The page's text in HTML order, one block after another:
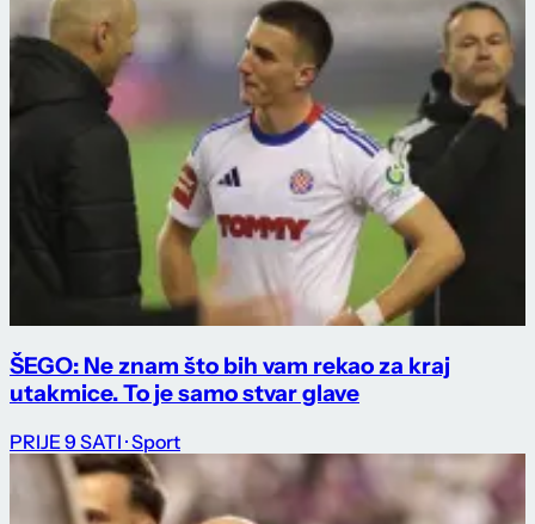
ŠEGO: Ne znam što bih vam rekao za kraj
utakmice. To je samo stvar glave
PRIJE 9 SATI · Sport